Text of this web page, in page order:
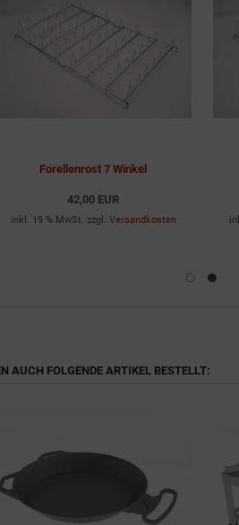
Forellenrost 7 Winkel
42,00 EUR
inkl. 19 % MwSt. zzgl. Versandkosten
AUCH FOLGENDE ARTIKEL BESTELLT: